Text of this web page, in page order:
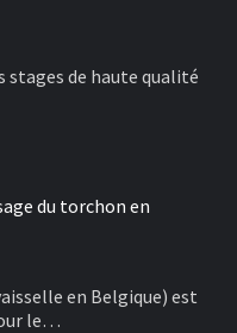
stages de haute qualité
du torchon en
en Belgique) est
le…